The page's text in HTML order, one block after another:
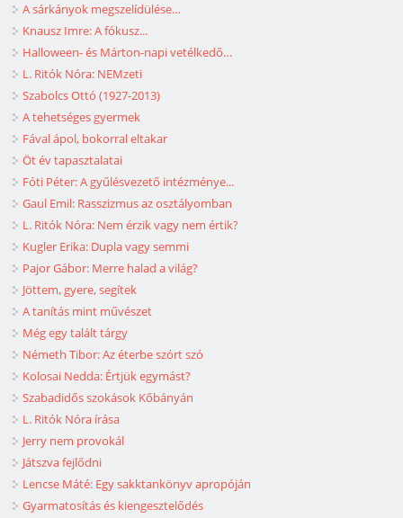
A sárkányok megszelídülése…
Knausz Imre: A fókusz...
Halloween- és Márton-napi vetélkedő…
L. Ritók Nóra: NEMzeti
Szabolcs Ottó (1927-2013)
A tehetséges gyermek
Fával ápol, bokorral eltakar
Öt év tapasztalatai
Fóti Péter: A gyűlésvezető intézménye...
Gaul Emil: Rasszizmus az osztályomban
L. Ritók Nóra: Nem érzik vagy nem értik?
Kugler Erika: Dupla vagy semmi
Pajor Gábor: Merre halad a világ?
Jöttem, gyere, segítek
A tanítás mint művészet
Még egy talált tárgy
Németh Tibor: Az éterbe szórt szó
Kolosai Nedda: Értjük egymást?
Szabadidős szokások Kőbányán
L. Ritók Nóra írása
Jerry nem provokál
Játszva fejlődni
Lencse Máté: Egy sakktankönyv apropóján
Gyarmatosítás és kiengesztelődés